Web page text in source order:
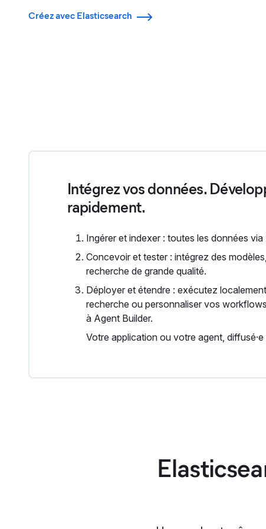
Créez avec Elasticsearch
Intégrez vos données.
rapidement.
Ingérer et indexer : toutes les données via
Concevoir et tester : intégrez des
recherche de grande qualité.
Déployer et étendre : exécutez
recherche ou personnaliser vos
à Agent Builder.
Votre application ou votre agent,